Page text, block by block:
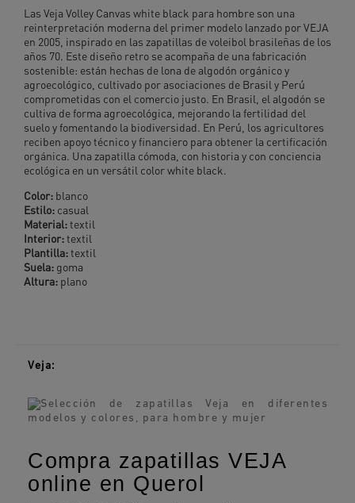
Las Veja Volley Canvas white black para hombre son una
reinterpretación moderna del primer modelo lanzado por VEJA
en 2005, inspirado en las zapatillas de voleibol brasileñas de los
años 70. Este diseño retro se acompaña de una fabricación
sostenible: están hechas de lona de algodón orgánico y
agroecológico, cultivado por asociaciones de Brasil y Perú
comprometidas con el comercio justo. En Brasil, el algodón se
cultiva de forma agroecológica, mejorando la fertilidad del
suelo y fomentando la biodiversidad. En Perú, los agricultores
reciben apoyo técnico y financiero para obtener la certificación
orgánica. Una zapatilla cómoda, con historia y con conciencia
ecológica en un versátil color white black.
Color: blanco
Estilo: casual
Material:textil
Interior:textil
Plantilla:textil
Suela: goma
Altura: plano
Veja:
Compra zapatillas VEJA
online en Querol